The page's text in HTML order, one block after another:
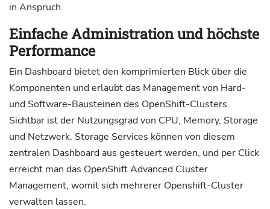
in Anspruch.
Einfache Administration und höchste
Performance
Ein Dashboard bietet den komprimierten Blick über die
Komponenten und erlaubt das Management von Hard-
und Software-Bausteinen des OpenShift-Clusters.
Sichtbar ist der Nutzungsgrad von CPU, Memory, Storage
und Netzwerk. Storage Services können von diesem
zentralen Dashboard aus gesteuert werden, und per Click
erreicht man das OpenShift Advanced Cluster
Management, womit sich mehrerer Openshift-Cluster
verwalten lassen.